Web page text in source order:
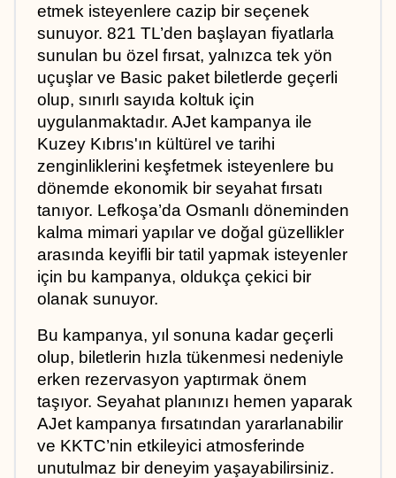
etmek isteyenlere cazip bir seçenek
sunuyor. 821 TL’den başlayan fiyatlarla
sunulan bu özel fırsat, yalnızca tek yön
uçuşlar ve Basic paket biletlerde geçerli
olup, sınırlı sayıda koltuk için
uygulanmaktadır. AJet kampanya ile
Kuzey Kıbrıs'ın kültürel ve tarihi
zenginliklerini keşfetmek isteyenlere bu
dönemde ekonomik bir seyahat fırsatı
tanıyor. Lefkoşa’da Osmanlı döneminden
kalma mimari yapılar ve doğal güzellikler
arasında keyifli bir tatil yapmak isteyenler
için bu kampanya, oldukça çekici bir
olanak sunuyor.
Bu kampanya, yıl sonuna kadar geçerli
olup, biletlerin hızla tükenmesi nedeniyle
erken rezervasyon yaptırmak önem
taşıyor. Seyahat planınızı hemen yaparak
AJet kampanya fırsatından yararlanabilir
ve KKTC’nin etkileyici atmosferinde
unutulmaz bir deneyim yaşayabilirsiniz.